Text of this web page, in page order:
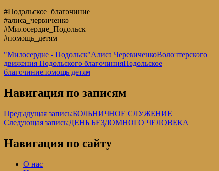
#Подольское_благочиние
#алиса_червиченко
#Милосердие_Подольск
#помощь_детям
"Милосердие - Подольск"Алиса ЧеревиченкоВолонтерского
движения Подольского благочинияПодольское
благочиниепомощь детям
Навигация по записям
Предыдущая запись:БОЛЬНИЧНОЕ СЛУЖЕНИЕ
Следующая запись:ДЕНЬ БЕЗДОМНОГО ЧЕЛОВЕКА
Навигация по сайту
О нас